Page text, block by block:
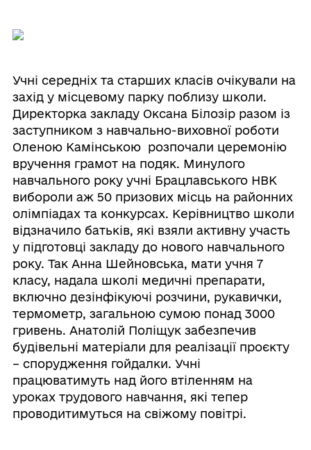
Учні середніх та старших класів очікували на
захід у місцевому парку поблизу школи.
Директорка закладу Оксана Білозір разом із
заступником з навчально-виховної роботи
Оленою Камінською розпочали церемонію
вручення грамот на подяк. Минулого
навчального року учні Брацлавського НВК
вибороли аж 50 призових місць на районних
олімпіадах та конкурсах. Керівництво школи
відзначило батьків, які взяли активну участь
у підготовці закладу до нового навчального
року. Так Анна Шейновська, мати учня 7
класу, надала школі медичні препарати,
включно дезінфікуючі розчини, рукавички,
термометр, загальною сумою понад 3000
гривень. Анатолій Поліщук забезпечив
будівельні матеріали для реалізації проєкту
– спорудження гойдалки. Учні
працюватимуть над його втіленням на
уроках трудового навчання, які тепер
проводитимуться на свіжому повітрі.